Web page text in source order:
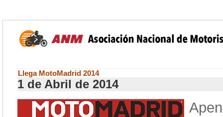
Llega MotoMadrid 2014
1 de Abril de 2014